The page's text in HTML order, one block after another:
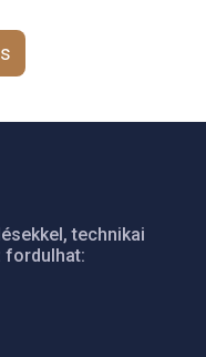
technikai
fordulhat: